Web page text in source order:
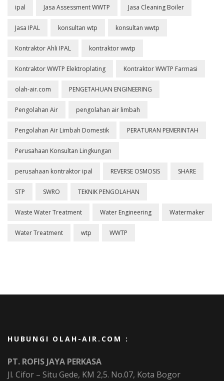
ipal Jasa Assessment WWTP Jasa Cleaning Boiler
Jasa IPAL konsultan wtp konsultan wwtp
Kontraktor Ahli IPAL kontraktor wwtp
Kontraktor WWTP Elektroplating Kontraktor WWTP Farmasi
olah-air.com PENGETAHUAN ENGINEERING
Pengolahan Air pengolahan air limbah
Pengolahan Air Limbah Domestik PERATURAN PEMERINTAH
Perusahaan Konsultan Lingkungan
perusahaan kontraktor ipal REVERSE OSMOSIS SHARE
STP SWRO TEKNIK PENGOLAHAN
Waste Water Treatment Water Engineering Watermaker
Water Treatment wtp WWTP
HUBUNGI OLAH-AIR.COM :
PT. ROFIS JAYA PERKASA
Jl. Cifor – Situ Gede, KM 2,5. No.07, Kota Bogor